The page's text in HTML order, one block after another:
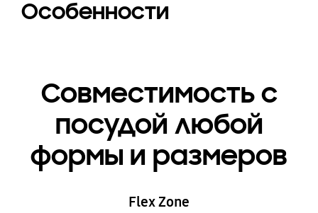
Особенности
Совместимость с
посудой любой
формы и размеров
Flex Zone